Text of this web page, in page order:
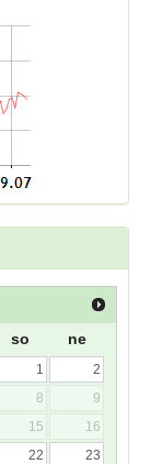
so ne
1
2
8
9
15
16
22
23